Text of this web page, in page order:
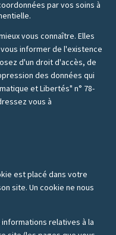
par vos soins à
vous connaître. Elles
informer de l'existence
d'un droit d'accès, de
des données qui
et Libertés" n° 78-
vous à
est placé dans votre
site. Un cookie ne nous
relatives à la